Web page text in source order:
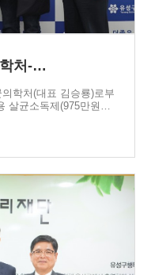
처-…
학처(대표 김승룡)로부
살균소독제(975만원…